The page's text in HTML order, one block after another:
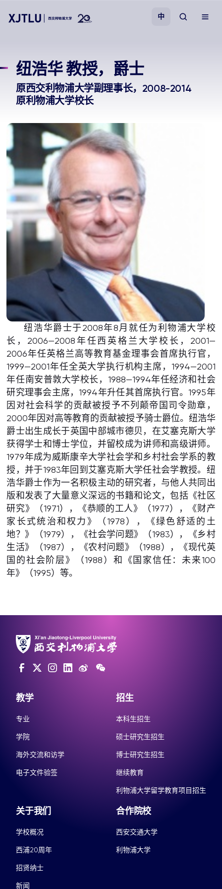
招生
校园生活
关于我们
中
纽浩华 教授，爵士
原西交利物浦大学副理事长，2008-2014
原利物浦大学校长
纽浩华爵士于2008年8月就任为利物浦大学校
长，2006—2008年任西英格兰大学校长，2001—
2006年任英格兰高等教育基金理事会首席执行官，
1999—2001年任全英大学执行机构主席，1994—2001
年任南安普敦大学校长，1988—1994年任经济和社会
研究理事会主席，1994年升任其首席执行官。1995年
因对社会科学的贡献被授予不列颠帝国司令勋章，
2000年因对高等教育的贡献被授予骑士爵位。纽浩华
爵士出生成长于英国中部城市德贝，在艾塞克斯大学
获得学士和博士学位，并留校成为讲师和高级讲师。
1979年成为威斯康辛大学社会学和乡村社会学系的教
授，并于1983年回到艾塞克斯大学任社会学教授。纽
浩华爵士作为一名积极主动的研究者，与他人共同出
版和发表了大量意义深远的书籍和论文，包括《社区
研究》（1971），《恭顺的工人》（1977），《财产
家长式统治和权力》（1978），《绿色舒适的土
地？》（1979），《社会学问题》（1983），《乡村
生活》（1987），《农村问题》（1988），《现代英
国的社会阶层》（1988）和《国家信任：未来100
年》（1995）等。
教学
专业
学院
海外交流和访学
电子文件验签
招生
本科生招生
硕士研究生招生
博士研究生招生
继续教育
利物浦大学留学教育项目招生
关于我们
学校概况
西浦20周年
招贤纳士
新闻
合作院校
西安交通大学
利物浦大学